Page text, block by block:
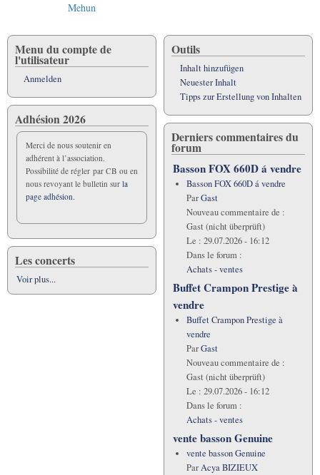
Mehun
Menu du compte de
l'utilisateur
Anmelden
Adhésion 2026
Merci de nous soutenir en
adhérent à l’association.
Possibilité de régler par CB ou en
nous revoyant le bulletin sur la
page adhésion.
Les concerts
Voir plus...
Outils
Inhalt hinzufügen
Neuester Inhalt
Tipps zur Erstellung von Inhalten
Derniers commentaires du
forum
Basson FOX 660D á vendre
Basson FOX 660D á vendre
ParGast
Nouveau commentaire de :
Gast (nicht überprüft)
Le : 29.07.2026 - 16:12
Dans le forum :
Achats - ventes
Buffet Crampon Prestige à
vendre
Buffet Crampon Prestige à
vendre
ParGast
Nouveau commentaire de :
Gast (nicht überprüft)
Le : 29.07.2026 - 16:12
Dans le forum :
Achats - ventes
vente basson Genuine
vente basson Genuine
ParAcya BIZIEUX